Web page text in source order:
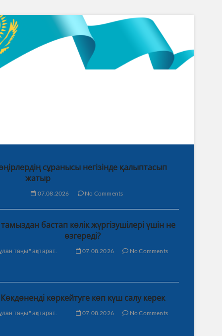
сұранысы негізінде қалыптасып
жатыр
07.08.2026 No Comments
бастап көлік жүргізушілері үшін не
өзгереді?
таңы" ақпарат. 07.08.2026 No Comments
Көкдөненді көркейтуге көп күш салу керек
таңы" ақпарат. 07.08.2026 No Comments